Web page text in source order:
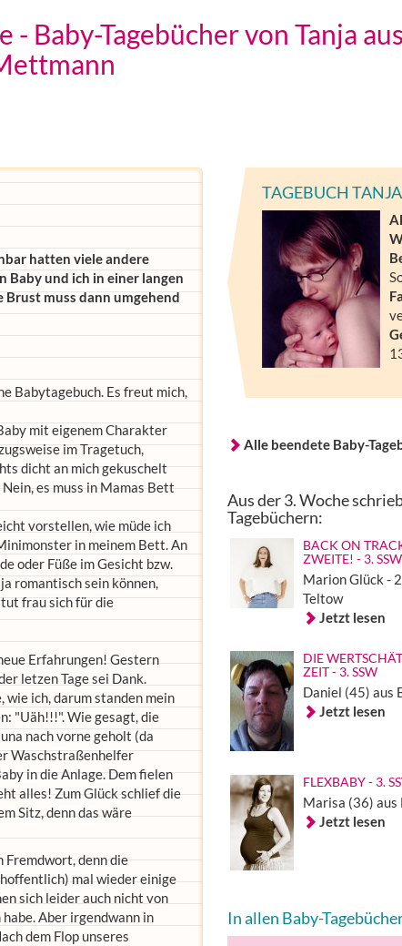
Baby-Tagebücher von Tanja aus
hatten viele andere
Baby und ich in einer langen
Brust muss dann umgehend
Babytagebuch. Es freut mich,
mit eigenem Charakter
im Tragetuch,
dicht an mich gekuschelt
es muss in Mamas Bett
vorstellen, wie müde ich
in meinem Bett. An
oder Füße im Gesicht bzw.
romantisch sein können,
frau sich für die
Erfahrungen! Gestern
letzen Tage sei Dank.
ich, darum standen mein
"Uäh!!!". Wie gesagt, die
nach vorne geholt (da
Waschstraßenhelfer
in die Anlage. Dem fielen
alles! Zum Glück schlief die
Sitz, denn das wäre
Fremdwort, denn die
mal wieder einige
sich leider auch nicht von
Aber irgendwann in
dem Flop unseres
TAGEBUCH TANJA
Alle beendete Baby-
Aus der 3. Woche
Tagebüchern:
BACK ON
ZWEITE! - 3. SSW
Marion Glück -
Teltow
Jetzt lesen
DIE
ZEIT - 3. SSW
Daniel (45) aus
Jetzt lesen
FLEXBABY - 3.
Marisa (36) aus
Jetzt lesen
In allen Baby-